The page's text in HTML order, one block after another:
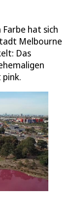
hat sich
Melbourne
Das